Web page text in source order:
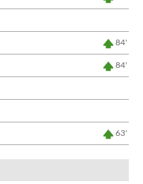
84'
84'
63'